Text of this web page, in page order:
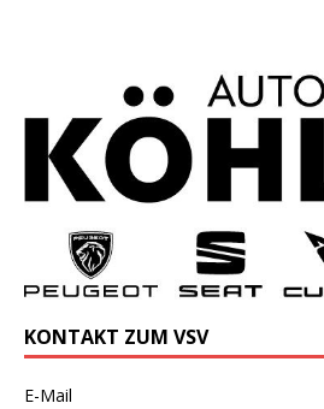
KONTAKT ZUM VSV
E-Mail